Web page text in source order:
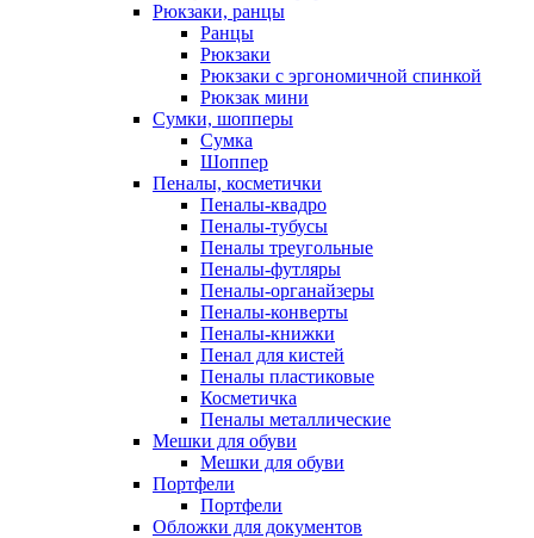
Рюкзаки, ранцы
Ранцы
Рюкзаки
Рюкзаки с эргономичной спинкой
Рюкзак мини
Сумки, шопперы
Сумка
Шоппер
Пеналы, косметички
Пеналы-квадро
Пеналы-тубусы
Пеналы треугольные
Пеналы-футляры
Пеналы-органайзеры
Пеналы-конверты
Пеналы-книжки
Пенал для кистей
Пеналы пластиковые
Косметичка
Пеналы металлические
Мешки для обуви
Мешки для обуви
Портфели
Портфели
Обложки для документов